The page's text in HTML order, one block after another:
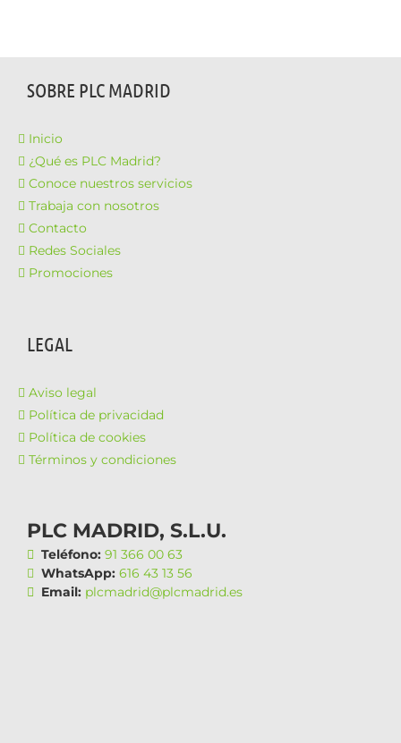
SOBRE PLC MADRID
Inicio
¿Qué es PLC Madrid?
Conoce nuestros servicios
Trabaja con nosotros
Contacto
Redes Sociales
Promociones
LEGAL
Aviso legal
Política de privacidad
Política de cookies
Términos y condiciones
PLC MADRID, S.L.U.
Teléfono: 91 366 00 63
WhatsApp: 616 43 13 56
Email: plcmadrid@plcmadrid.es